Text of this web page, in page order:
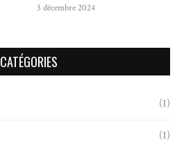
3 décembre 2024
CATÉGORIES
(1)
(1)